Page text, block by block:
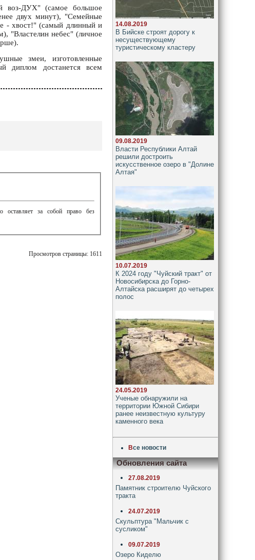
воз-ДУХ" (самое большое
двух минут), "Семейные
- хвост!" (самый длинный и
"Властелин небес" (личное
змеи, изготовленные
диплом достанется всем
оставляет за собой право без
Просмотров страницы: 1611
14.08.2019
В Бийске строят дорогу к
несуществующему
туристическому кластеру
09.08.2019
Власти Республики Алтай
решили достроить
искусственное озеро в "Долине
Алтая"
10.07.2019
К 2024 году "Чуйский тракт" от
Новосибирска до Горно-
Алтайска расширят до четырех
полос
24.05.2019
Ученые обнаружили на
территории Южной Сибири
ранее неизвестную культуру
каменного века
Все новости
Обновления сайта
27.08.2019
Памятник строителю Чуйского
тракта
24.07.2019
Скульптура "Мальчик с
сусликом"
09.07.2019
Озеро Киделю